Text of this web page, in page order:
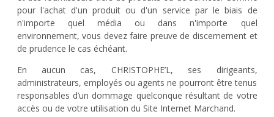
pour l'achat d'un produit ou d'un service par le biais de
n'importe quel média ou dans n'importe quel
environnement, vous devez faire preuve de discernement et
de prudence le cas échéant.
En aucun cas, CHRISTOPHE’L, ses dirigeants,
administrateurs, employés ou agents ne pourront être tenus
responsables d’un dommage quelconque résultant de votre
accès ou de votre utilisation du Site Internet Marchand.